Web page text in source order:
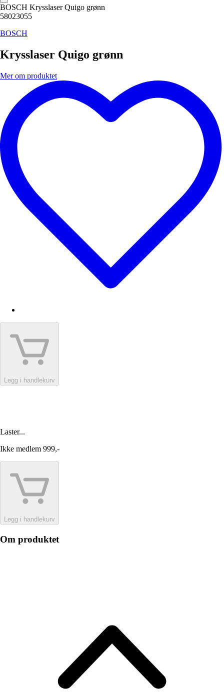
BOSCH Krysslaser Quigo grønn
58023055
BOSCH
Krysslaser Quigo grønn
Mer om produktet
Legg i handlekurv
Laster...
Ikke medlem 999,-
Legg i handlekurv
Om produktet